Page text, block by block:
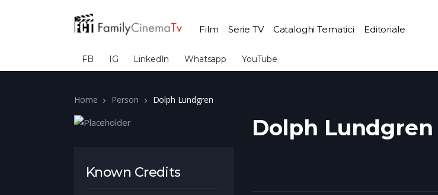
Film Serie TV Cataloghi Tematici Editoriale
FB IG LinkedIn Whatsapp YouTube
Home Person Dolph Lundgren
Known Credits
Dolph Lundgren